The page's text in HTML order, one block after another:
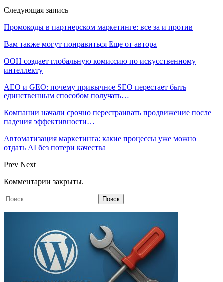
Следующая запись
Промокоды в партнерском маркетинге: все за и против
Вам также могут понравиться Еще от автора
ООН создает глобальную комиссию по искусственному
интеллекту
AEO и GEO: почему привычное SEO перестает быть
единственным способом получать…
Компании начали срочно перестраивать продвижение после
падения эффективности…
Автоматизация маркетинга: какие процессы уже можно
отдать AI без потери качества
Prev Next
Комментарии закрыты.